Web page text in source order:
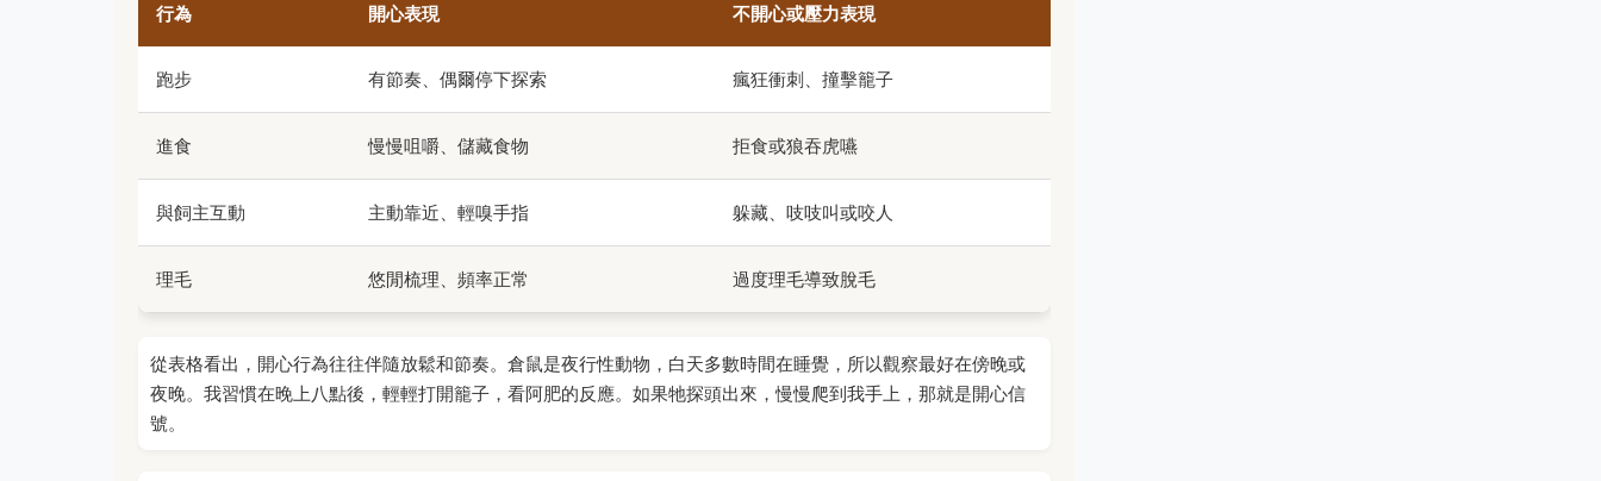
行為 開心表現 不開心或壓力表現
跑步 有節奏、偶爾停下探索 瘋狂衝刺、撞擊籠子
進食 慢慢咀嚼、儲藏食物 拒食或狼吞虎嚥
與飼主互動 主動靠近、輕嗅手指 躲藏、吱吱叫或咬人
理毛 悠閒梳理、頻率正常 過度理毛導致脫毛
從表格看出，開心行為往往伴隨放鬆和節奏。倉鼠是夜行性動物，白天多數時間在睡覺，所以觀察最好在傍晚或
夜晚。我習慣在晚上八點後，輕輕打開籠子，看阿肥的反應。如果牠探頭出來，慢慢爬到我手上，那就是開心信
號。